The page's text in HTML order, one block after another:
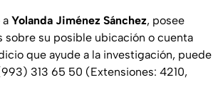
a Yolanda Jiménez Sánchez, posee
sobre su posible ubicación o cuenta
que ayude a la investigación, puede
313 65 50 (Extensiones: 4210,